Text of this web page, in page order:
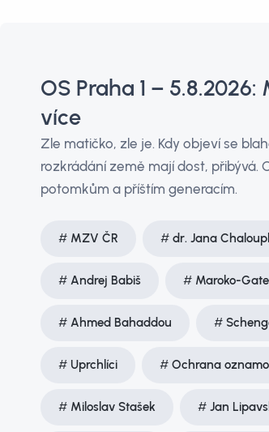
OS Praha 1 –
více
Zle matičko, zle je. Kdy objeví se
rozkrádání země mají dost,
potomkům a příštím generacím.
MZV ČR dr. Jana
Andrej Babiš Maroko-Gate
Ahmed Bahaddou
Uprchlíci Ochrana
Miloslav Stašek Jan